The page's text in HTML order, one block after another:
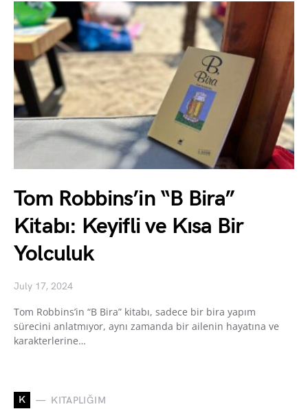
Tom Robbins’in “B Bira”
Kitabı: Keyifli ve Kısa Bir
Yolculuk
July 17, 2024
Tom Robbins’in “B Bira” kitabı, sadece bir bira yapım
sürecini anlatmıyor, aynı zamanda bir ailenin hayatına ve
karakterlerine…
K KITAPLIĞIM